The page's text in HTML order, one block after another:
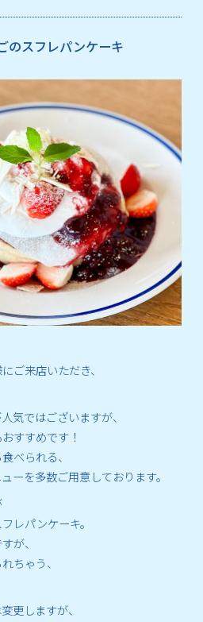
のスフレパンケーキ
ご来店いただき、
気ではございますが、
すすめです！
べられる、
ーを多数ご用意しております。
レパンケーキ。
が、
ちゃう、
更しますが、